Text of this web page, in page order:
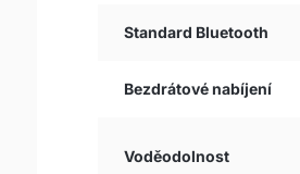
Standard Bluetooth
Bezdrátové nabíjení
Voděodolnost